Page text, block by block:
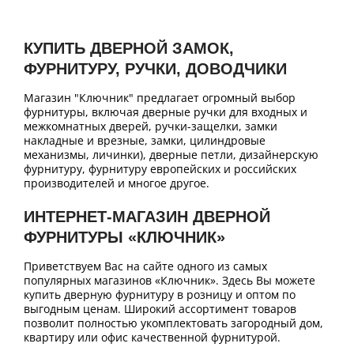
КУПИТЬ ДВЕРНОЙ ЗАМОК,
ФУРНИТУРУ, РУЧКИ, ДОВОДЧИКИ
Магазин "Ключник" предлагает огромный выбор
фурнитуры, включая дверные ручки для входных и
межкомнатных дверей, ручки-защелки, замки
накладные и врезные, замки, цилиндровые
механизмы, личинки), дверные петли, дизайнерскую
фурнитуру, фурнитуру европейских и российских
производителей и многое другое.
ИНТЕРНЕТ-МАГАЗИН ДВЕРНОЙ
ФУРНИТУРЫ «КЛЮЧНИК»
Приветствуем Вас на сайте одного из самых
популярных магазинов «Ключник». Здесь Вы можете
купить дверную фурнитуру в розницу и оптом по
выгодным ценам. Широкий ассортимент товаров
позволит полностью укомплектовать загородный дом,
квартиру или офис качественной фурнитурой.